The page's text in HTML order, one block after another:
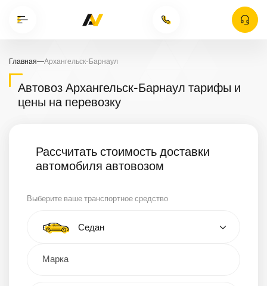
Главная—Архангельск-Барнаул
Автовоз Архангельск-Барнаул тарифы и
цены на перевозку
Рассчитать стоимость доставки
автомобиля автовозом
Выберите ваше транспортное средство
Тип автомобиля
Седан
Кроссовер